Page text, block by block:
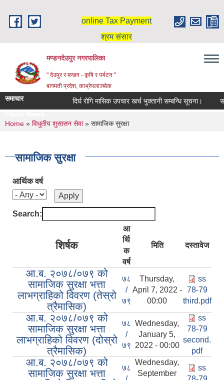
online Tax Payment
श्रम संसार
मण्डनदेउपुर नगरपालिका
" देउपुर र मण्डन - कृषि र पर्यटन "
बागमती प्रदेश, काभ्रेपलाञ्चोक
समाचार दिर्घ रोगि मासिक उपचार खर्च भुक्तानी सम्बन्धि सूचना।
You are here
Home » विधुतीय शुसासन सेवा» सामाजिक सुरक्षा
सामाजिक सुरक्षा
आर्थिक वर्ष
Search:
शिर्षक
आ
र्थि
क
वर्ष
मिति दस्तावेज
आ.ब. २०७८/०७९ को
सामाजिक सुरक्षा भत्ता
लाभग्राहिको विवरण (तेस्रो
त्रैमासिक)
७८
/
७९
Thursday,
April 7, 2022 -
00:00
ss
78-79
third.pdf
आ.ब. २०७८/०७९ को
सामाजिक सुरक्षा भत्ता
लाभग्राहिको विवरण (दोस्रो
त्रैमासिक)
७८
/
७९
Wednesday,
January 5,
2022 - 00:00
ss
78-79
second.
pdf
आ.ब. २०७८/०७९ को
सामाजिक सुरक्षा भत्ता
७८
Wednesday,
September
ss